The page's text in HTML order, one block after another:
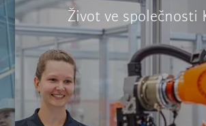
Život ve společnosti